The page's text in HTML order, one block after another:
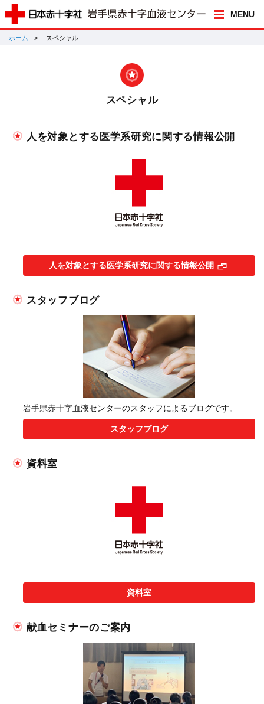
MENU
ホーム スペシャル
スペシャル
人を対象とする医学系研究に関する情報公開
人を対象とする医学系研究に関する情報公開
スタッフブログ
岩手県赤十字血液センターのスタッフによるブログです。
スタッフブログ
資料室
資料室
献血セミナーのご案内